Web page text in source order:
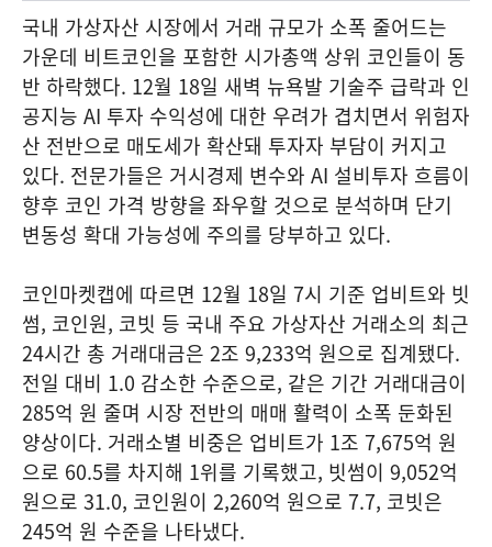
국내 가상자산 시장에서 거래 규모가 소폭 줄어드는
가운데 비트코인을 포함한 시가총액 상위 코인들이 동
반 하락했다. 12월 18일 새벽 뉴욕발 기술주 급락과 인
공지능 AI 투자 수익성에 대한 우려가 겹치면서 위험자
산 전반으로 매도세가 확산돼 투자자 부담이 커지고
있다. 전문가들은 거시경제 변수와 AI 설비투자 흐름이
향후 코인 가격 방향을 좌우할 것으로 분석하며 단기
변동성 확대 가능성에 주의를 당부하고 있다.
코인마켓캡에 따르면 12월 18일 7시 기준 업비트와 빗
썸, 코인원, 코빗 등 국내 주요 가상자산 거래소의 최근
24시간 총 거래대금은 2조 9,233억 원으로 집계됐다.
전일 대비 1.0 감소한 수준으로, 같은 기간 거래대금이
285억 원 줄며 시장 전반의 매매 활력이 소폭 둔화된
양상이다. 거래소별 비중은 업비트가 1조 7,675억 원
으로 60.5를 차지해 1위를 기록했고, 빗썸이 9,052억
원으로 31.0, 코인원이 2,260억 원으로 7.7, 코빗은
245억 원 수준을 나타냈다.